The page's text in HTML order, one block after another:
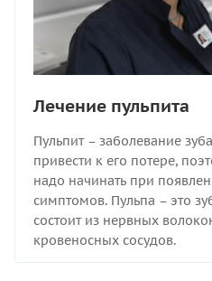
Лечение пульпита
Пульпит – заболевание
привести к его потере,
надо начинать при
симптомов. Пульпа – это
состоит из нервных
кровеносных сосудов.